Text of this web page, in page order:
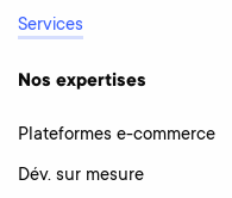
Services
Nos expertises
Plateformes e-commerce
Dév. sur mesure